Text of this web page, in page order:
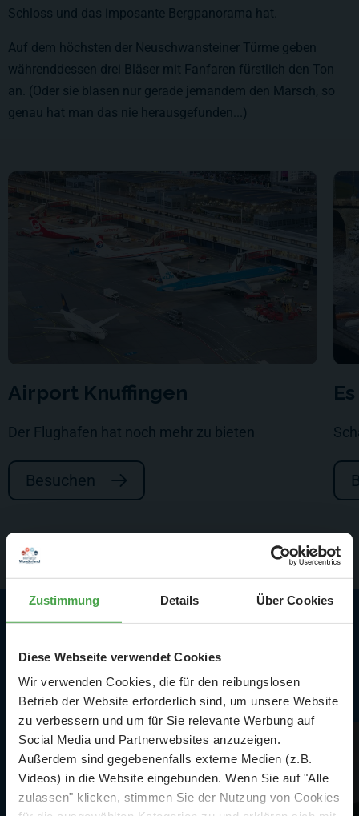
Zustimmung Details Über Cookies
Diese Webseite verwendet Cookies
Wir verwenden Cookies, die für den reibungslosen
Betrieb der Website erforderlich sind, um unsere Website
zu verbessern und um für Sie relevante Werbung auf
Social Media und Partnerwebsites anzuzeigen.
Außerdem sind gegebenenfalls externe Medien (z.B.
Videos) in die Website eingebunden. Wenn Sie auf "Alle
zulassen" klicken, stimmen Sie der Nutzung von Cookies
Schloss und das imposante Bergpanorama hat.
Auf dem höchsten der Neuschwansteiner Türme geben
währenddessen drei Bläser mit Fanfaren fürstlich den Ton
an. (Oder sie blasen nur gerade jemandem den Marsch, so
genau hat man das nie herausgefunden...)
Airport Knuffingen
Der Flughafen hat noch mehr zu bieten
Besuchen
und in Bayern